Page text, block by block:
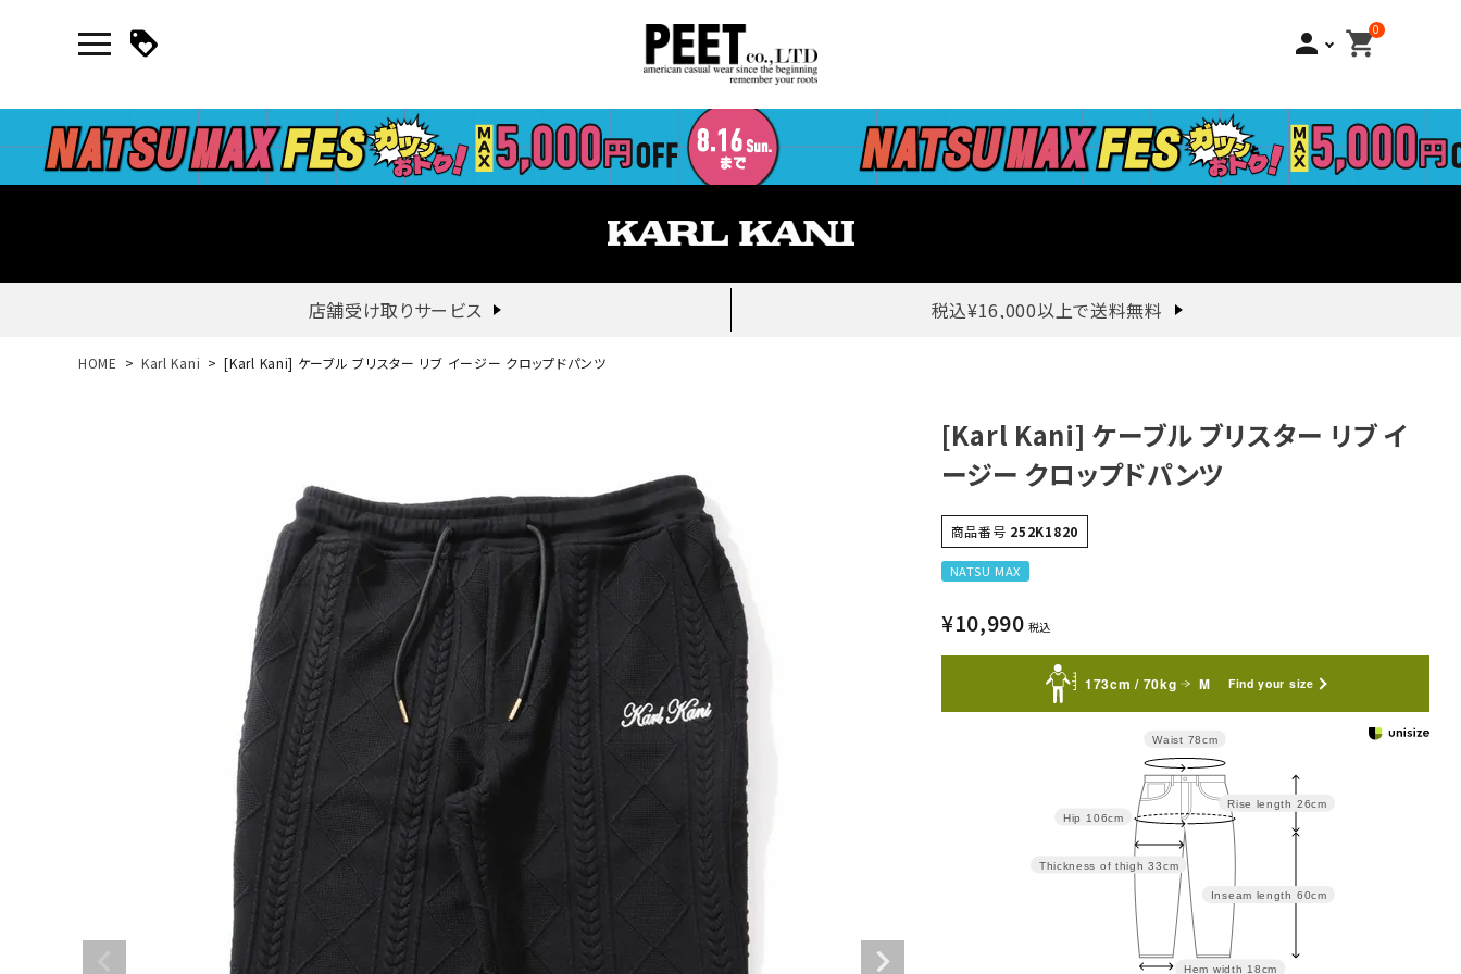
person 0
shopping_cart
店舗受け取りサービス 税込¥16,000以上で送料無料
新規会員登録｜ログイン
HOME Karl Kani [Karl Kani] ケーブル ブリスター リブ イージー クロップドパンツ
[Karl Kani] ケーブル ブリスター リブ イ
ージー クロップドパンツ
商品番号 252K1820
NATSU MAX
¥10,990 税込
173cm / 70kg M Find your size
Inseam length 60cm
Rise length 26cm
Hem width 18cm
Thickness of thigh 33cm
Hip 106cm
Waist 78cm